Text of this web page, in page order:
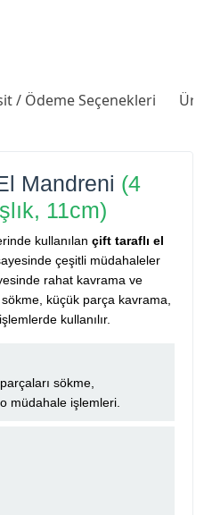
/ Ödeme Seçenekleri
Mandreni (4
11cm)
kullanılan çift taraflı el
çeşitli müdahaleler
rahat kavrama ve
küçük parça kavrama,
kullanılır.
sökme,
müdahale işlemleri.